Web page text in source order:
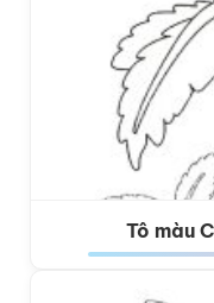
Tô màu